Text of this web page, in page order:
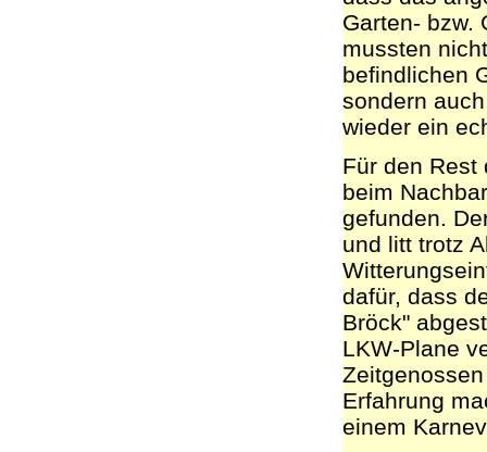
Garten- bzw.
mussten
befindlichen
sondern
wieder ein
Für den Rest
beim
gefunden.
und litt trotz
dafür, dass
Bröck"
LKW-Plane
Erfahrung
einem